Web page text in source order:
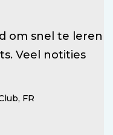
om snel te leren
Veel notities
FR